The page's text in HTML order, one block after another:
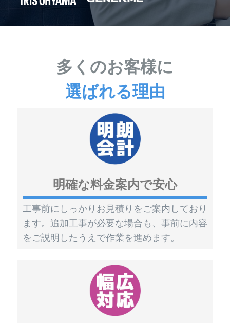
多くのお客様に
選ばれる理由
明確な料金案内で安心
工事前にしっかりお見積りをご案内しており
ます。追加工事が必要な場合も、事前に内容
をご説明したうえで作業を進めます。